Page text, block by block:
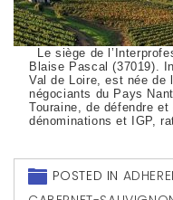
Le siège de
Blaise Pascal (37019).
Val de Loire, est née de
négociants du Pays
Touraine, de défendre
dénominations et IGP,
POSTED IN